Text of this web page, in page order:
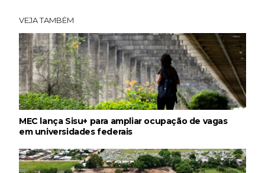
VEJA TAMBÉM
MEC lança Sisu+ para ampliar ocupação de vagas
em universidades federais